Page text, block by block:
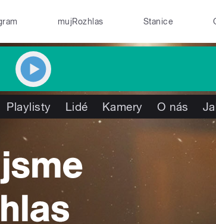
mujRozhlas Stanice
Playlisty Lidé Kamery O nás